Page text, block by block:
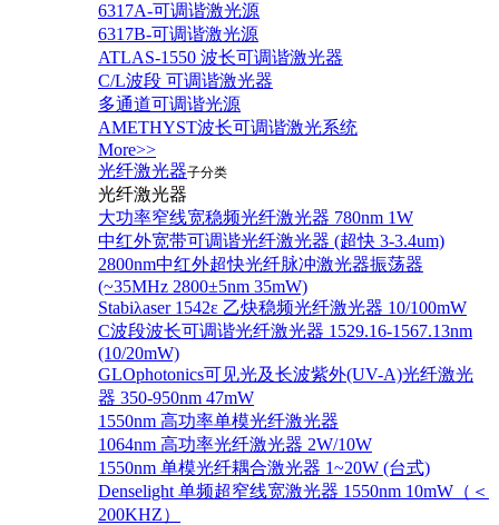
6317A-可调谐激光源
6317B-可调谐激光源
ATLAS-1550 波长可调谐激光器
C/L波段 可调谐激光器
多通道可调谐光源
AMETHYST波长可调谐激光系统
More>>
光纤激光器子分类
光纤激光器
大功率窄线宽稳频光纤激光器 780nm 1W
中红外宽带可调谐光纤激光器 (超快 3-3.4um)
2800nm中红外超快光纤脉冲激光器振荡器
(~35MHz 2800±5nm 35mW)
Stabiλaser 1542ε 乙炔稳频光纤激光器 10/100mW
C波段波长可调谐光纤激光器 1529.16-1567.13nm
(10/20mW)
GLOphotonics可见光及长波紫外(UV-A)光纤激光
器 350-950nm 47mW
1550nm 高功率单模光纤激光器
1064nm 高功率光纤激光器 2W/10W
1550nm 单模光纤耦合激光器 1~20W (台式)
Denselight 单频超窄线宽激光器 1550nm 10mW（＜
200KHZ）